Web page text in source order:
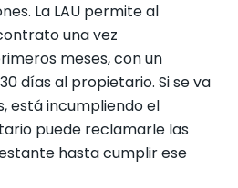
La LAU permite al
una vez
meses, con un
días al propietario. Si se va
está incumpliendo el
puede reclamarle las
hasta cumplir ese